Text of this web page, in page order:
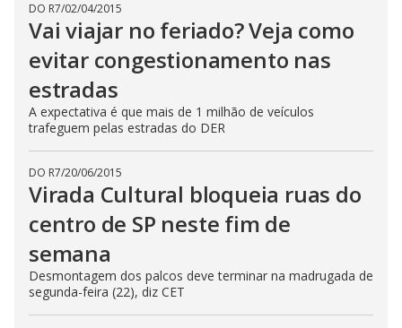
DO R7/02/04/2015
Vai viajar no feriado? Veja como
evitar congestionamento nas
estradas
A expectativa é que mais de 1 milhão de veículos
trafeguem pelas estradas do DER
DO R7/20/06/2015
Virada Cultural bloqueia ruas do
centro de SP neste fim de
semana
Desmontagem dos palcos deve terminar na madrugada de
segunda-feira (22), diz CET